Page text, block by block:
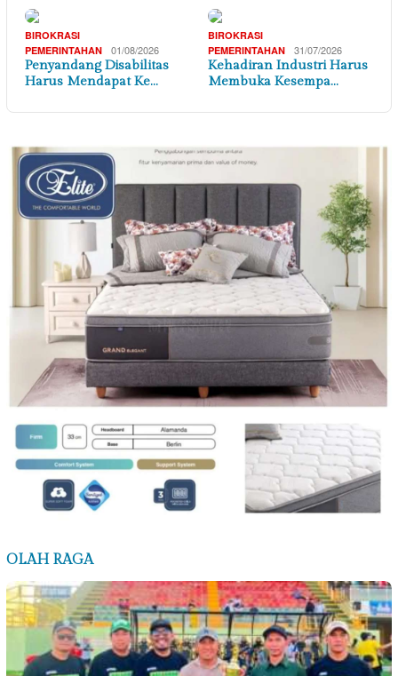
BIROKRASI
PEMERINTAHAN
01/08/2026
Penyandang Disabilitas
Harus Mendapat Ke…
BIROKRASI
PEMERINTAHAN
31/07/2026
Kehadiran Industri Harus
Membuka Kesempa…
OLAH RAGA